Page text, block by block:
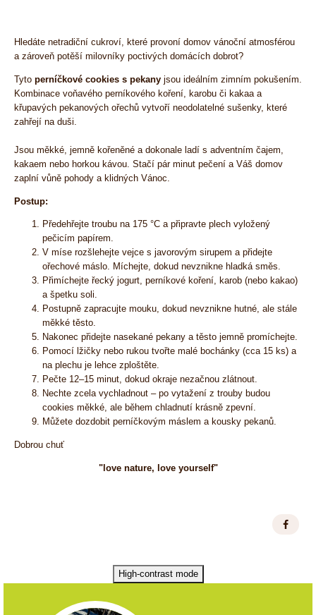
Hledáte netradiční cukroví, které provoní domov vánoční atmosférou
a zároveň potěší milovníky poctivých domácích dobrot?
Tyto perníčkové cookies s pekany jsou ideálním zimním pokušením.
Kombinace voňavého perníkového koření, karobu či kakaa a
křupavých pekanových ořechů vytvoří neodolatelné sušenky, které
zahřejí na duši.
Jsou měkké, jemně kořeněné a dokonale ladí s adventním čajem,
kakaem nebo horkou kávou. Stačí pár minut pečení a Váš domov
zaplní vůně pohody a klidných Vánoc.
Postup:
Předehřejte troubu na 175 °C a připravte plech vyložený
pečicím papírem.
V míse rozšlehejte vejce s javorovým sirupem a přidejte
ořechové máslo. Míchejte, dokud nevznikne hladká směs.
Přimíchejte řecký jogurt, perníkové koření, karob (nebo kakao)
a špetku soli.
Postupně zapracujte mouku, dokud nevznikne hutné, ale stále
měkké těsto.
Nakonec přidejte nasekané pekany a těsto jemně promíchejte.
Pomocí lžičky nebo rukou tvořte malé bochánky (cca 15 ks) a
na plechu je lehce zploštěte.
Pečte 12–15 minut, dokud okraje nezačnou zlátnout.
Nechte zcela vychladnout – po vytažení z trouby budou
cookies měkké, ale během chladnutí krásně zpevní.
Můžete dozdobit perníčkovým máslem a kousky pekanů.
Dobrou chuť
"love nature, love yourself"
High-contrast mode